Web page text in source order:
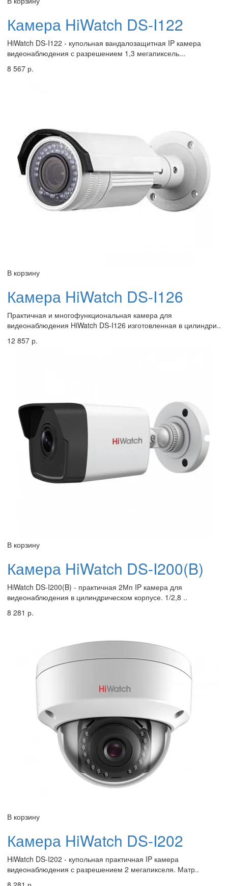
Камера HiWatch DS-I122
HiWatch DS-I122 - купольная вандалозащитная IP камера
видеонаблюдения с разрешением 1,3 мегапиксель...
8 567 р.
В корзину
Камера HiWatch DS-I126
Практичная и многофункциональная камера для
видеонаблюдения HiWatch DS-I126 изготовленная в цилиндри..
12 857 р.
В корзину
Камера HiWatch DS-I200(B)
HiWatch DS-I200(B) - практичная 2Мп IP камера для
видеонаблюдения в цилиндрическом корпусе. 1/2,8 ..
8 281 р.
В корзину
Камера HiWatch DS-I202
HiWatch DS-I202 - купольная практичная IP камера
видеонаблюдения с разрешением 2 мегапикселя. Матр..